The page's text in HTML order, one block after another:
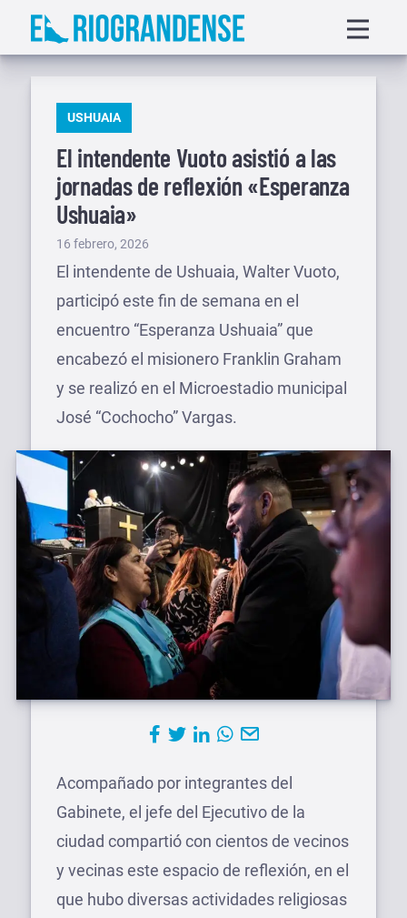
Saltar
menu
PUBLICADO
USHUAIA
El intendente Vuoto asistió a las
jornadas de reflexión «Esperanza
Ushuaia»
Publicado
el
16 febrero, 2026
El intendente de Ushuaia, Walter Vuoto,
participó este fin de semana en el
encuentro “Esperanza Ushuaia” que
encabezó el misionero Franklin Graham
y se realizó en el Microestadio municipal
José “Cochocho” Vargas.
Acompañado por integrantes del
Gabinete, el jefe del Ejecutivo de la
ciudad compartió con cientos de vecinos
y vecinas este espacio de reflexión, en el
que hubo diversas actividades religiosas